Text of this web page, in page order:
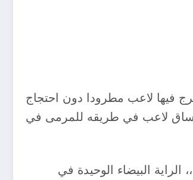
فيها لاعب مطرودا دون احتجاج
ساق لاعب في طريقه للمرمى في
البيضاء الوحيدة في